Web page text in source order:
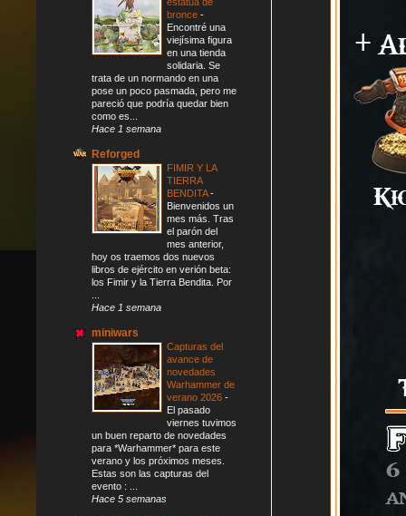
bronce -
Encontré una
viejísima figura
en una tienda
solidaria. Se
trata de un normando en una
pose un poco pasmada, pero me
pareció que podría quedar bien
como es...
Hace 1 semana
Reforged
FIMIR Y LA
TIERRA
BENDITA-
Bienvenidos un
mes más. Tras
el parón del
mes anterior,
hoy os traemos dos nuevos
libros de ejército en verión beta:
los Fimir y la Tierra Bendita. Por
Hace 1 semana
miniwars
Capturas del
avance de
novedades
Warhammer de
verano 2026 -
El pasado
viernes tuvimos
un buen reparto de novedades
para *Warhammer* para este
verano y los próximos meses.
Estas son las capturas del
evento : ...
Hace 5 semanas